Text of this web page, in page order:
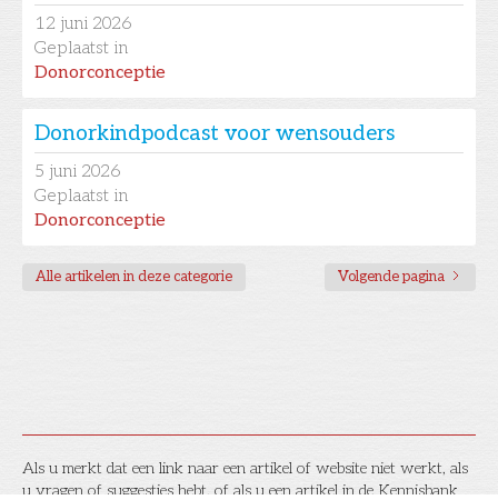
Als u merkt dat een link naar een artikel of website niet werkt, als
u vragen of suggesties hebt, of als u een artikel in de Kennisbank
12 juni 2026
Geplaatst in
Donorconceptie
Donorkindpodcast voor wensouders
5 juni 2026
Geplaatst in
Donorconceptie
Alle artikelen in deze categorie Volgende pagina